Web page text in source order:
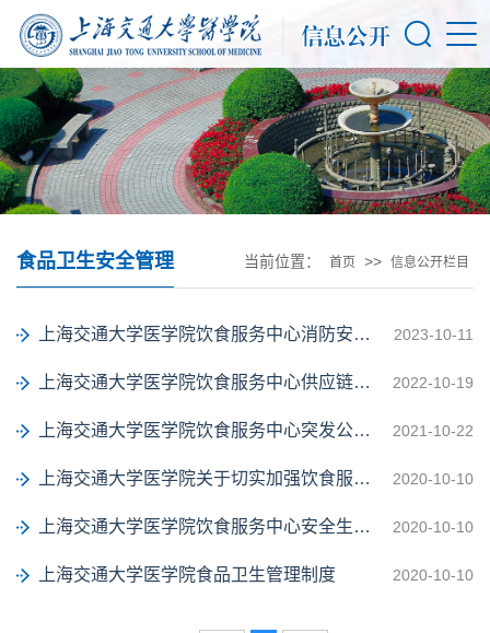
食品卫生安全管理 当前位置： 首页 >> 信息公开栏目
上海交通大学医学院饮食服务中心消防安全、饮食卫生工作预案制度 2023-10-11
上海交通大学医学院饮食服务中心供应链与初加工闭环管理安全细则 2022-10-19
上海交通大学医学院饮食服务中心突发公共安全与卫生事件用餐管理制度 2021-10-22
上海交通大学医学院关于切实加强饮食服务中心消防安全管理的若干规定 2020-10-10
上海交通大学医学院饮食服务中心安全生产管理制度 2020-10-10
上海交通大学医学院食品卫生管理制度 2020-10-10